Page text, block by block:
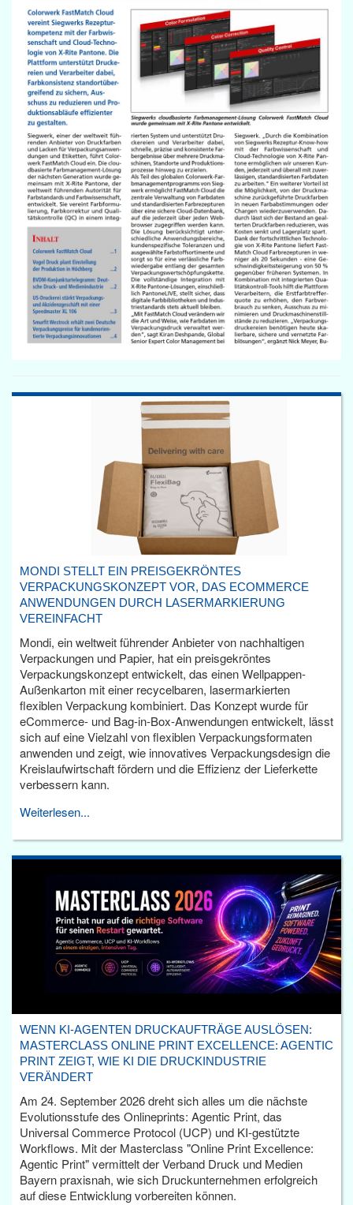
MONDI STELLT EIN PREISGEKRÖNTES
VERPACKUNGSKONZEPT VOR, DAS ECOMMERCE
ANWENDUNGEN DURCH LASERMARKIERUNG
VEREINFACHT
Mondi, ein weltweit führender Anbieter von nachhaltigen
Verpackungen und Papier, hat ein preisgekröntes
Verpackungskonzept entwickelt, das einen Wellpappen-
Außenkarton mit einer recycelbaren, lasermarkierten
flexiblen Verpackung kombiniert. Das Konzept wurde für
eCommerce- und Bag-in-Box-Anwendungen entwickelt, lässt
sich auf eine Vielzahl von flexiblen Verpackungsformaten
anwenden und zeigt, wie innovatives Verpackungsdesign die
Kreislaufwirtschaft fördern und die Effizienz der Lieferkette
verbessern kann.
Weiterlesen...
WENN KI-AGENTEN DRUCKAUFTRÄGE AUSLÖSEN:
MASTERCLASS ONLINE PRINT EXCELLENCE: AGENTIC
PRINT ZEIGT, WIE KI DIE DRUCKINDUSTRIE
VERÄNDERT
Am 24. September 2026 dreht sich alles um die nächste
Evolutionsstufe des Onlineprints: Agentic Print, das
Universal Commerce Protocol (UCP) und KI-gestützte
Workflows. Mit der Masterclass "Online Print Excellence:
Agentic Print" vermittelt der Verband Druck und Medien
Bayern praxisnah, wie sich Druckunternehmen erfolgreich
auf diese Entwicklung vorbereiten können.